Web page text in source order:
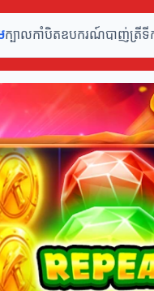
ក្បាលកាំបិតឧបករណ៍បាញ់ត្រីទី